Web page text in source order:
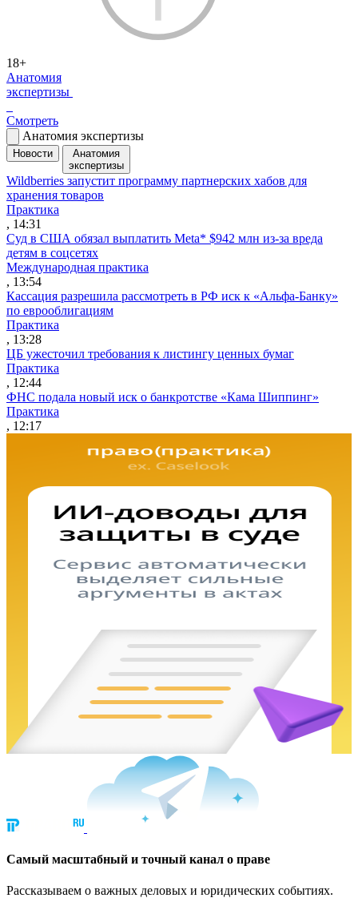
18+
Анатомия
экспертизы
Смотреть
Анатомия экспертизы
Новости
Анатомия
экспертизы
Wildberries запустит программу партнерских хабов для
хранения товаров
Практика
, 14:31
Суд в США обязал выплатить Meta* $942 млн из-за вреда
детям в соцсетях
Международная практика
, 13:54
Кассация разрешила рассмотреть в РФ иск к «Альфа-Банку»
по еврооблигациям
Практика
, 13:28
ЦБ ужесточил требования к листингу ценных бумаг
Практика
, 12:44
ФНС подала новый иск о банкротстве «Кама Шиппинг»
Практика
, 12:17
Cамый масштабный и точный канал о праве
Рассказываем о важных деловых и юридических событиях.